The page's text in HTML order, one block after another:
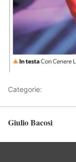
Categorie:
Giulio Bacosi